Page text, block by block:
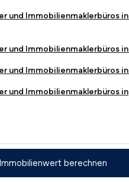
und Immobilienmaklerbüros in
und Immobilienmaklerbüros in
und Immobilienmaklerbüros in
und Immobilienmaklerbüros in
der Nähe
Immobilienwert berechnen